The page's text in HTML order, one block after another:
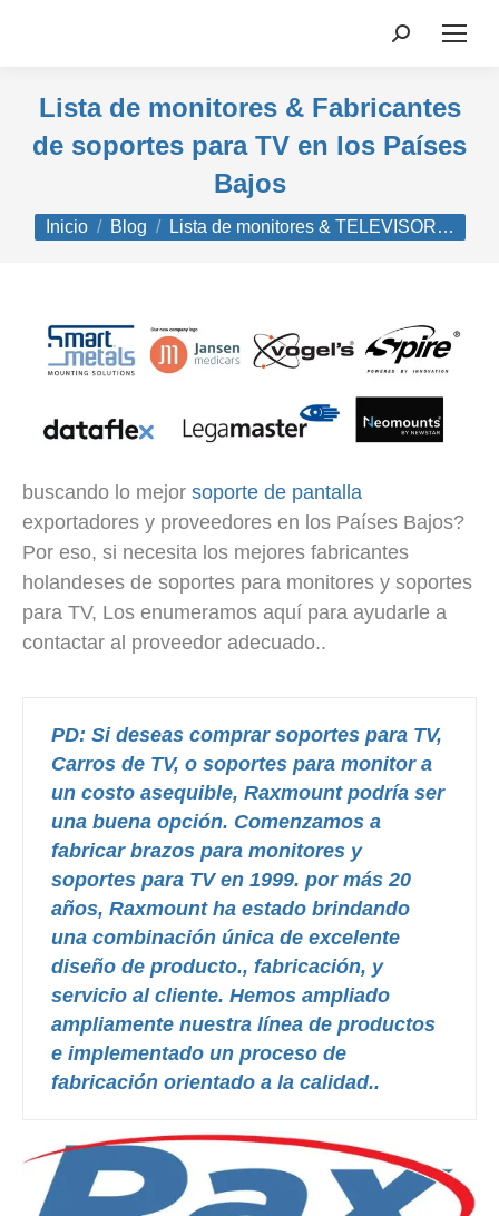
Buscar:
Lista de monitores & Fabricantes
de soportes para TV en los Países
Bajos
Estás aquí:
Inicio Blog Lista de monitores & TELEVISOR…
buscando lo mejor soporte de pantalla
exportadores y proveedores en los Países Bajos?
Por eso, si necesita los mejores fabricantes
holandeses de soportes para monitores y soportes
para TV, Los enumeramos aquí para ayudarle a
contactar al proveedor adecuado..
PD: Si deseas comprar soportes para TV,
Carros de TV, o soportes para monitor a
un costo asequible, Raxmount podría ser
una buena opción. Comenzamos a
fabricar brazos para monitores y
soportes para TV en 1999. por más 20
años, Raxmount ha estado brindando
una combinación única de excelente
diseño de producto., fabricación, y
servicio al cliente. Hemos ampliado
ampliamente nuestra línea de productos
e implementado un proceso de
fabricación orientado a la calidad..